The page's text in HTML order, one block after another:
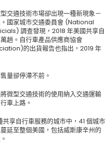
交通技術市場卻出現一種新現象－
國家城市交通委員會 (National
調查發現，2018 年美國共享自
趟。自行車產品供應商協會
的出貨報告也指出，2019 年
量卻停滯不前。
微型交通技術的使用納入交通運輸
車上路。
享自行車服務的城市中，41 個城市
延至整個美國，包括威斯康辛州的